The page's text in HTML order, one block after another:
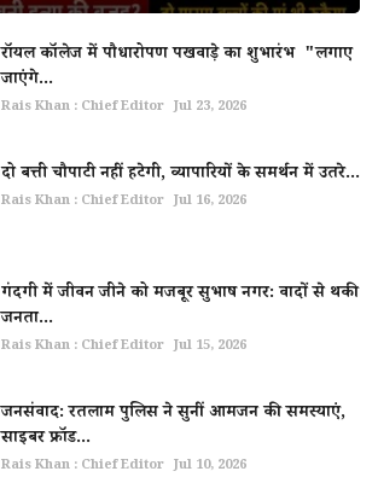
रॉयल कॉलेज में पौधारोपण पखवाड़े का शुभारंभ "लगाए
जाएंगे...
Rais Khan : Chief Editor Jul 23, 2026
दो बत्ती चौपाटी नहीं हटेगी, व्यापारियों के समर्थन में उतरे...
Rais Khan : Chief Editor Jul 16, 2026
गंदगी में जीवन जीने को मजबूर सुभाष नगर: वादों से थकी
जनता...
Rais Khan : Chief Editor Jul 15, 2026
जनसंवाद: रतलाम पुलिस ने सुनीं आमजन की समस्याएं,
साइबर फ्रॉड...
Rais Khan : Chief Editor Jul 10, 2026